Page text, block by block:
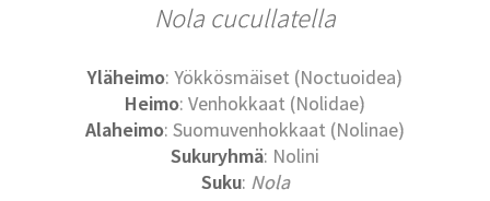
Nola cucullatella
Yläheimo: Yökkösmäiset (Noctuoidea)
Heimo: Venhokkaat (Nolidae)
Alaheimo: Suomuvenhokkaat (Nolinae)
Sukuryhmä: Nolini
Suku: Nola